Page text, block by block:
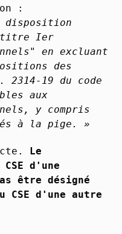
:
disposition
titre Ier
en excluant
des
19 du code
aux
y compris
à la pige. »
Le
d'une
être désigné
CSE d'une autre